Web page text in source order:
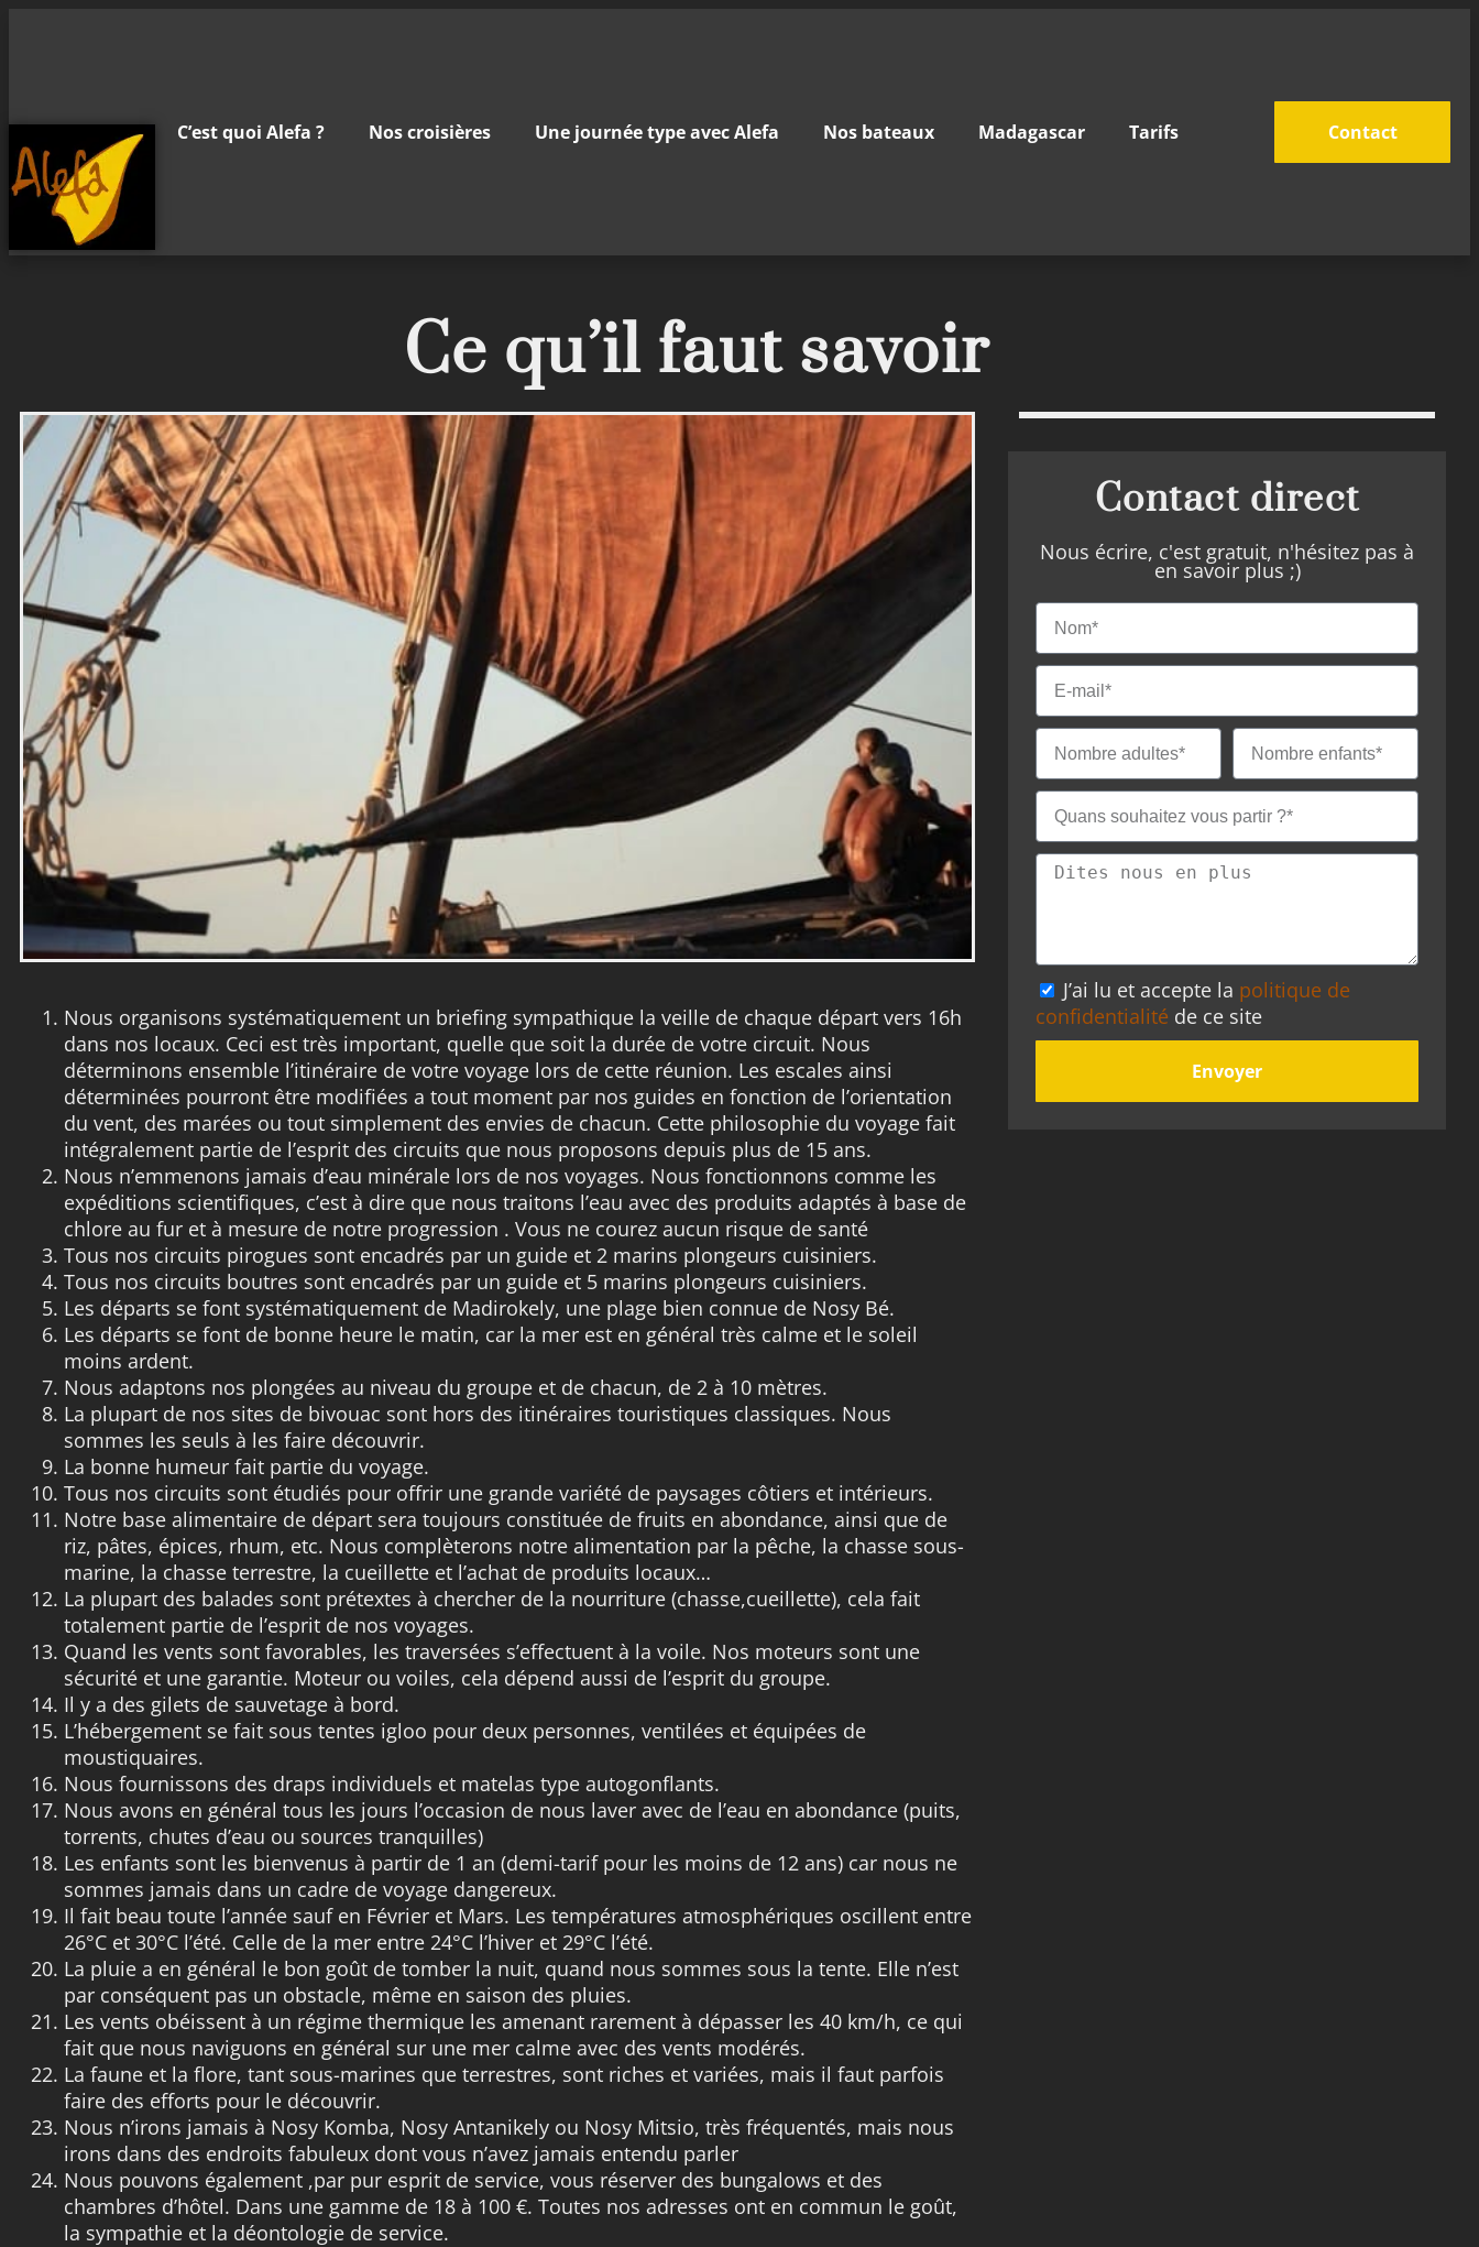
C’est quoi Alefa ? Nos croisières Une journée type avec Alefa Nos bateaux Madagascar Tarifs Contact
Ce qu’il faut savoir
Nous organisons systématiquement un briefing sympathique la veille de chaque départ vers 16h
dans nos locaux. Ceci est très important, quelle que soit la durée de votre circuit. Nous
déterminons ensemble l’itinéraire de votre voyage lors de cette réunion. Les escales ainsi
déterminées pourront être modifiées a tout moment par nos guides en fonction de l’orientation
du vent, des marées ou tout simplement des envies de chacun. Cette philosophie du voyage fait
intégralement partie de l’esprit des circuits que nous proposons depuis plus de 15 ans.
Nous n’emmenons jamais d’eau minérale lors de nos voyages. Nous fonctionnons comme les
expéditions scientifiques, c’est à dire que nous traitons l’eau avec des produits adaptés à base de
chlore au fur et à mesure de notre progression . Vous ne courez aucun risque de santé
Tous nos circuits pirogues sont encadrés par un guide et 2 marins plongeurs cuisiniers.
Tous nos circuits boutres sont encadrés par un guide et 5 marins plongeurs cuisiniers.
Les départs se font systématiquement de Madirokely, une plage bien connue de Nosy Bé.
Les départs se font de bonne heure le matin, car la mer est en général très calme et le soleil
moins ardent.
Nous adaptons nos plongées au niveau du groupe et de chacun, de 2 à 10 mètres.
La plupart de nos sites de bivouac sont hors des itinéraires touristiques classiques. Nous
sommes les seuls à les faire découvrir.
La bonne humeur fait partie du voyage.
Tous nos circuits sont étudiés pour offrir une grande variété de paysages côtiers et intérieurs.
Notre base alimentaire de départ sera toujours constituée de fruits en abondance, ainsi que de
riz, pâtes, épices, rhum, etc. Nous complèterons notre alimentation par la pêche, la chasse sous-
marine, la chasse terrestre, la cueillette et l’achat de produits locaux…
La plupart des balades sont prétextes à chercher de la nourriture (chasse,cueillette), cela fait
totalement partie de l’esprit de nos voyages.
Quand les vents sont favorables, les traversées s’effectuent à la voile. Nos moteurs sont une
sécurité et une garantie. Moteur ou voiles, cela dépend aussi de l’esprit du groupe.
Il y a des gilets de sauvetage à bord.
L’hébergement se fait sous tentes igloo pour deux personnes, ventilées et équipées de
moustiquaires.
Nous fournissons des draps individuels et matelas type autogonflants.
Nous avons en général tous les jours l’occasion de nous laver avec de l’eau en abondance (puits,
torrents, chutes d’eau ou sources tranquilles)
Les enfants sont les bienvenus à partir de 1 an (demi-tarif pour les moins de 12 ans) car nous ne
sommes jamais dans un cadre de voyage dangereux.
Il fait beau toute l’année sauf en Février et Mars. Les températures atmosphériques oscillent entre
26°C et 30°C l’été. Celle de la mer entre 24°C l’hiver et 29°C l’été.
La pluie a en général le bon goût de tomber la nuit, quand nous sommes sous la tente. Elle n’est
par conséquent pas un obstacle, même en saison des pluies.
Les vents obéissent à un régime thermique les amenant rarement à dépasser les 40 km/h, ce qui
fait que nous naviguons en général sur une mer calme avec des vents modérés.
La faune et la flore, tant sous-marines que terrestres, sont riches et variées, mais il faut parfois
faire des efforts pour le découvrir.
Nous n’irons jamais à Nosy Komba, Nosy Antanikely ou Nosy Mitsio, très fréquentés, mais nous
irons dans des endroits fabuleux dont vous n’avez jamais entendu parler
Nous pouvons également ,par pur esprit de service, vous réserver des bungalows et des
chambres d’hôtel. Dans une gamme de 18 à 100 €. Toutes nos adresses ont en commun le goût,
la sympathie et la déontologie de service.
Contact direct
Nous écrire, c'est gratuit, n'hésitez pas à
en savoir plus ;)
J’ai lu et accepte la politique de
confidentialité de ce site
Envoyer